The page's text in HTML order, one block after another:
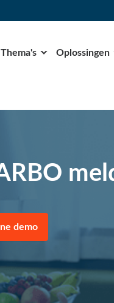
Thema's Oplossingen
demo